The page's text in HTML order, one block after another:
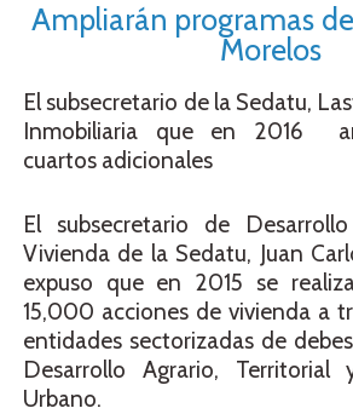
Ampliarán programas
Morelos
El subsecretario de la Sedatu,
Inmobiliaria que en 2016
cuartos adicionales
El subsecretario de
Vivienda de la Sedatu, Juan
expuso que en 2015 se
15,000 acciones de vivienda a
entidades sectorizadas de
Desarrollo Agrario, Territorial
Urbano.